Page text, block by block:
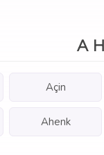
A
Açin
Ahenk